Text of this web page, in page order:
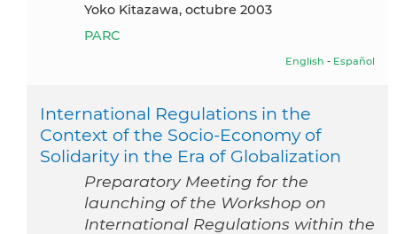
Yoko Kitazawa, octubre 2003
PARC
English - Español
International Regulations in the
Context of the Socio-Economy of
Solidarity in the Era of Globalization
Preparatory Meeting for the
launching of the Workshop on
International Regulations within the